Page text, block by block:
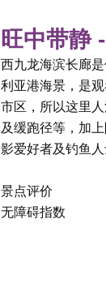
旺中带静
西九龙海滨长廊
利亚港海景，是
市区，所以这里
及缓跑径等，加
影爱好者及钓鱼人
景点评价
无障碍指数